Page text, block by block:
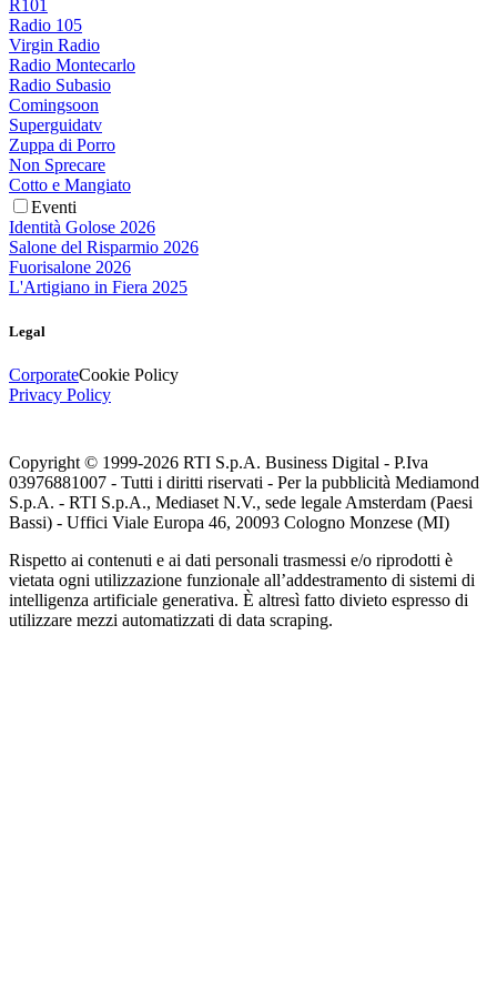
R101
Radio 105
Virgin Radio
Radio Montecarlo
Radio Subasio
Comingsoon
Superguidatv
Zuppa di Porro
Non Sprecare
Cotto e Mangiato
Eventi
Identità Golose 2026
Salone del Risparmio 2026
Fuorisalone 2026
L'Artigiano in Fiera 2025
Legal
CorporateCookie Policy
Privacy Policy
Copyright © 1999-2026 RTI S.p.A. Business Digital - P.Iva
03976881007 - Tutti i diritti riservati - Per la pubblicità Mediamond
S.p.A. - RTI S.p.A., Mediaset N.V., sede legale Amsterdam (Paesi
Bassi) - Uffici Viale Europa 46, 20093 Cologno Monzese (MI)
Rispetto ai contenuti e ai dati personali trasmessi e/o riprodotti è
vietata ogni utilizzazione funzionale all’addestramento di sistemi di
intelligenza artificiale generativa. È altresì fatto divieto espresso di
utilizzare mezzi automatizzati di data scraping.